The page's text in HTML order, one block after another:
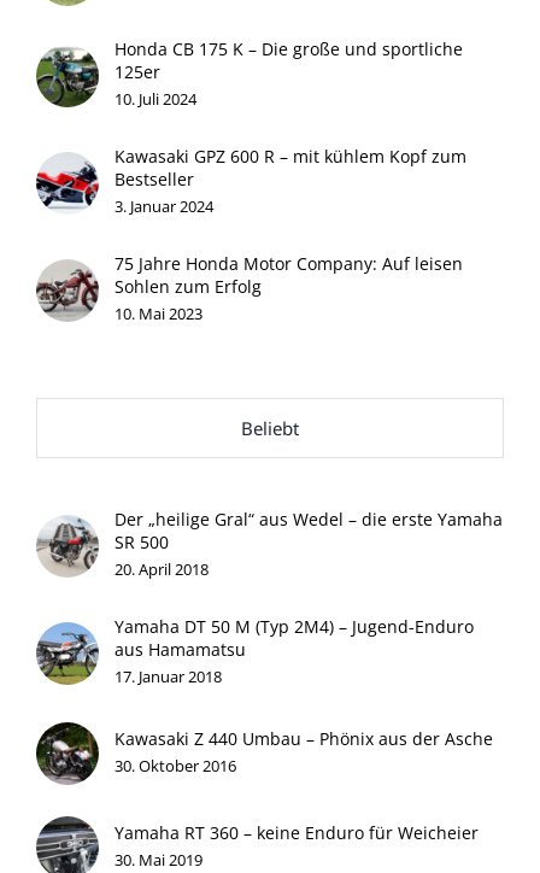
Honda CB 175 K – Die große und sportliche
125er
10. Juli 2024
Kawasaki GPZ 600 R – mit kühlem Kopf zum
Bestseller
3. Januar 2024
75 Jahre Honda Motor Company: Auf leisen
Sohlen zum Erfolg
10. Mai 2023
Beliebt
Der „heilige Gral“ aus Wedel – die erste Yamaha
SR 500
20. April 2018
Yamaha DT 50 M (Typ 2M4) – Jugend-Enduro
aus Hamamatsu
17. Januar 2018
Kawasaki Z 440 Umbau – Phönix aus der Asche
30. Oktober 2016
Yamaha RT 360 – keine Enduro für Weicheier
30. Mai 2019